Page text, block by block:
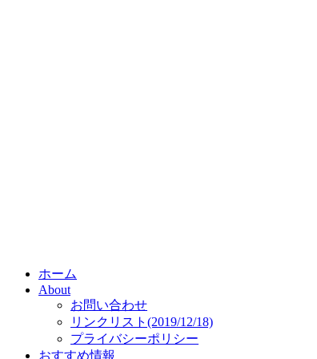
ホーム
About
お問い合わせ
リンクリスト(2019/12/18)
プライバシーポリシー
おすすめ情報